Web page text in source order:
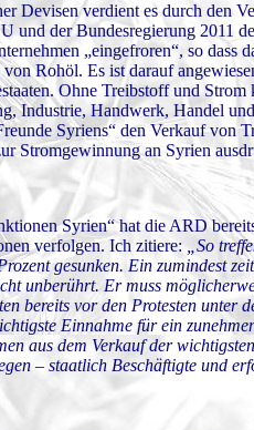
Devisen verdient es durch den
der Bundesregierung 2011
„eingefroren“, so dass
Rohöl. Es ist darauf
Ohne Treibstoff und
Industrie, Handwerk, Handel
Syriens“ den Verkauf von
Stromgewinnung an Syrien
Syrien“ hat die ARD
verfolgen. Ich zitiere: „So
gesunken. Ein zumindest
unberührt. Er muss
bereits vor den Protesten unter
Einnahme für ein
aus dem Verkauf der
– staatlich Beschäftigte und